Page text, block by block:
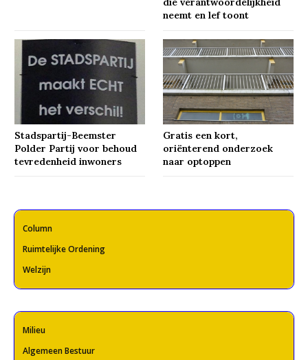
neemt en lef toont
Stadspartij-Beemster
Polder Partij voor behoud
tevredenheid inwoners
Gratis een kort,
oriënterend onderzoek
naar optoppen
Column
Ruimtelijke Ordening
Welzijn
Milieu
Algemeen Bestuur